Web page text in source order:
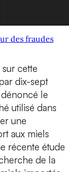
des fraudes
cette
dix-sept
le
utilisé dans
une
aux miels
récente étude
de la